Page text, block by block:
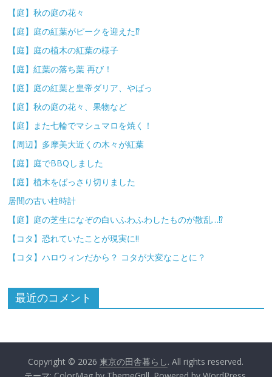
【庭】秋の庭の花々
【庭】庭の紅葉がピークを迎えた⁉
【庭】庭の植木の紅葉の様子
【庭】紅葉の落ち葉 再び！
【庭】庭の紅葉と皇帝ダリア、やばっ
【庭】秋の庭の花々、果物など
【庭】また七輪でマシュマロを焼く！
【周辺】多摩美大近くの木々が紅葉
【庭】庭でBBQしました
【庭】植木をばっさり切りました
居間の古い柱時計
【庭】庭の芝生になぞの白いふわふわしたものが散乱…⁉
【コタ】恐れていたことが現実に!!
【コタ】ハロウィンだから？ コタが大変なことに？
最近のコメント
Copyright © 2026東京の田舎暮らし. All rights reserved.